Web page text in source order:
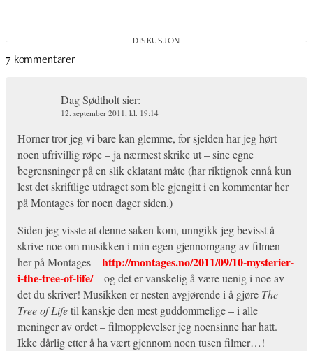
7 kommentarer
Dag Sødtholtsier:
12. september 2011, kl. 19:14
Horner tror jeg vi bare kan glemme, for sjelden har jeg hørt
noen ufrivillig røpe – ja nærmest skrike ut – sine egne
begrensninger på en slik eklatant måte (har riktignok ennå kun
lest det skriftlige utdraget som ble gjengitt i en kommentar her
på Montages for noen dager siden.)
Siden jeg visste at denne saken kom, unngikk jeg bevisst å
skrive noe om musikken i min egen gjennomgang av filmen
her på Montages –http://montages.no/2011/09/10-mysterier-
i-the-tree-of-life/– og det er vanskelig å være uenig i noe av
det du skriver! Musikken er nesten avgjørende i å gjøre The
Tree of Lifetil kanskje den mest guddommelige – i alle
meninger av ordet – filmopplevelser jeg noensinne har hatt.
Ikke dårlig etter å ha vært gjennom noen tusen filmer…!